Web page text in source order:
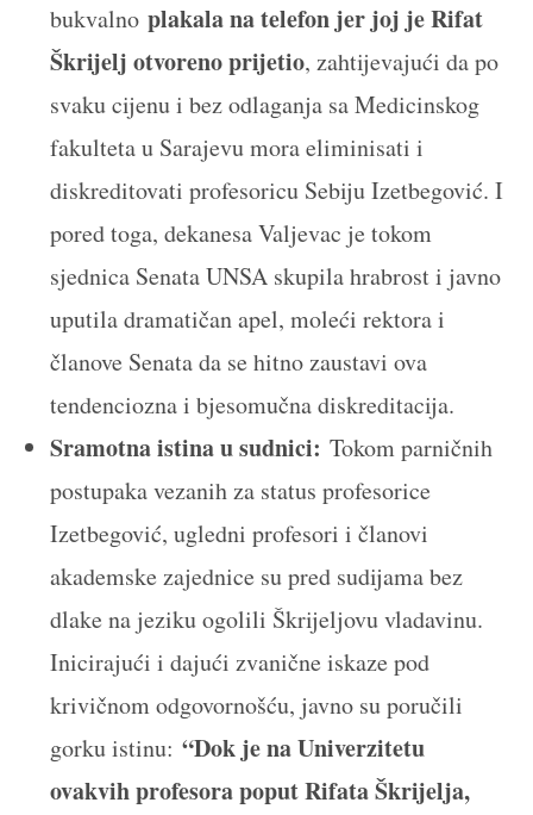
bukvalnoplakala na telefon jer joj je Rifat
Škrijelj otvoreno prijetio, zahtijevajući da po
svaku cijenu i bez odlaganja sa Medicinskog
fakulteta u Sarajevu mora eliminisati i
diskreditovati profesoricu Sebiju Izetbegović. I
pored toga, dekanesa Valjevac je tokom
sjednica Senata UNSA skupila hrabrost i javno
uputila dramatičan apel, moleći rektora i
članove Senata da se hitno zaustavi ova
tendenciozna i bjesomučna diskreditacija.
Sramotna istina u sudnici: Tokom parničnih
postupaka vezanih za status profesorice
Izetbegović, ugledni profesori i članovi
akademske zajednice su pred sudijama bez
dlake na jeziku ogolili Škrijeljovu vladavinu.
Inicirajući i dajući zvanične iskaze pod
krivičnom odgovornošću, javno su poručili
gorku istinu:“Dok je na Univerzitetu
ovakvih profesora poput Rifata Škrijelja,